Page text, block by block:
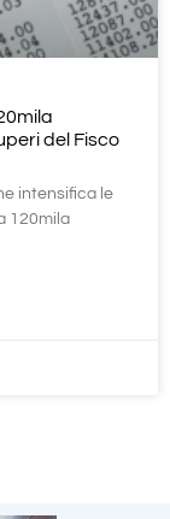
del Fisco
intensifica le
120mila